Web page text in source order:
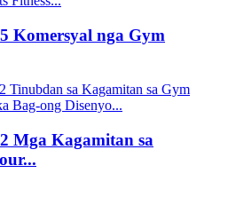
Komersyal nga Gym
Mga Kagamitan sa